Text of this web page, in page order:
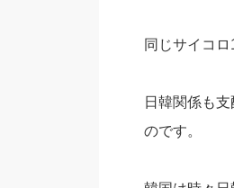
同じサイコ
日韓関係も
のです。